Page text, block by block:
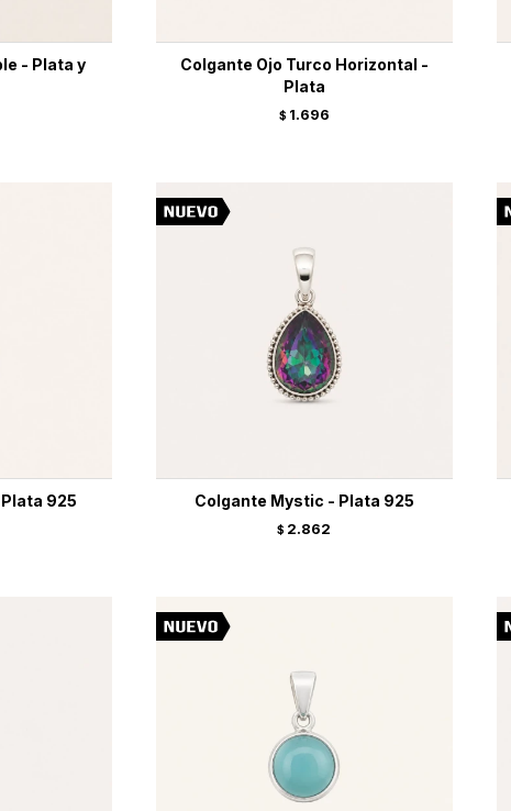
- Plata y
Colgante Ojo Turco Horizontal -
Plata
$ 1.696
925 Colgante Mystic - Plata 925
$ 2.862